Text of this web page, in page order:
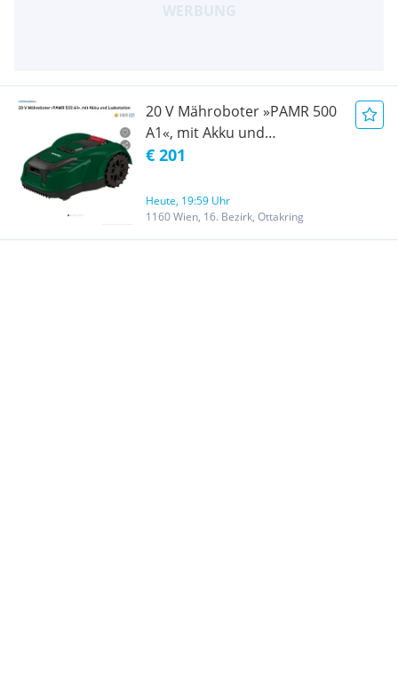
20 V Mähroboter »PAMR 500
A1«, mit Akku und
Ladestation Neu versiegelt!
€ 201
Heute, 19:59 Uhr
1160 Wien, 16. Bezirk, Ottakring